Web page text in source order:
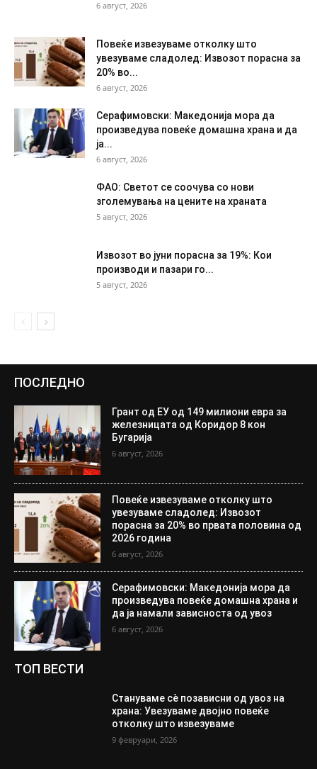
6 август, 2026
Повеќе извезуваме отколку што
увезуваме сладолед: Извозот порасна за
20% во...
6 август, 2026
Серафимовски: Македонија мора да
произведува повеќе домашна храна и да
ја...
6 август, 2026
ФАО: Светот се соочува со нови
зголемувања на цените на храната
5 август, 2026
Извозот во јуни порасна за 19%: Кои
производи и пазари го...
5 август, 2026
ПОСЛЕДНО
Грант од ЕУ од 149 милиони евра за
железницата од Коридор 8 кон
Бугарија
6 август, 2026
Повеќе извезуваме отколку што
увезуваме сладолед: Извозот
порасна за 20% во првата половина од
2026 година
6 август, 2026
Серафимовски: Македонија мора да
произведува повеќе домашна храна и
да ја намали зависноста од увоз
6 август, 2026
ТОП ВЕСТИ
Стануваме сè позависни од увоз на
храна: Увезуваме двојно повеќе
отколку што извезуваме
9 февруари, 2026